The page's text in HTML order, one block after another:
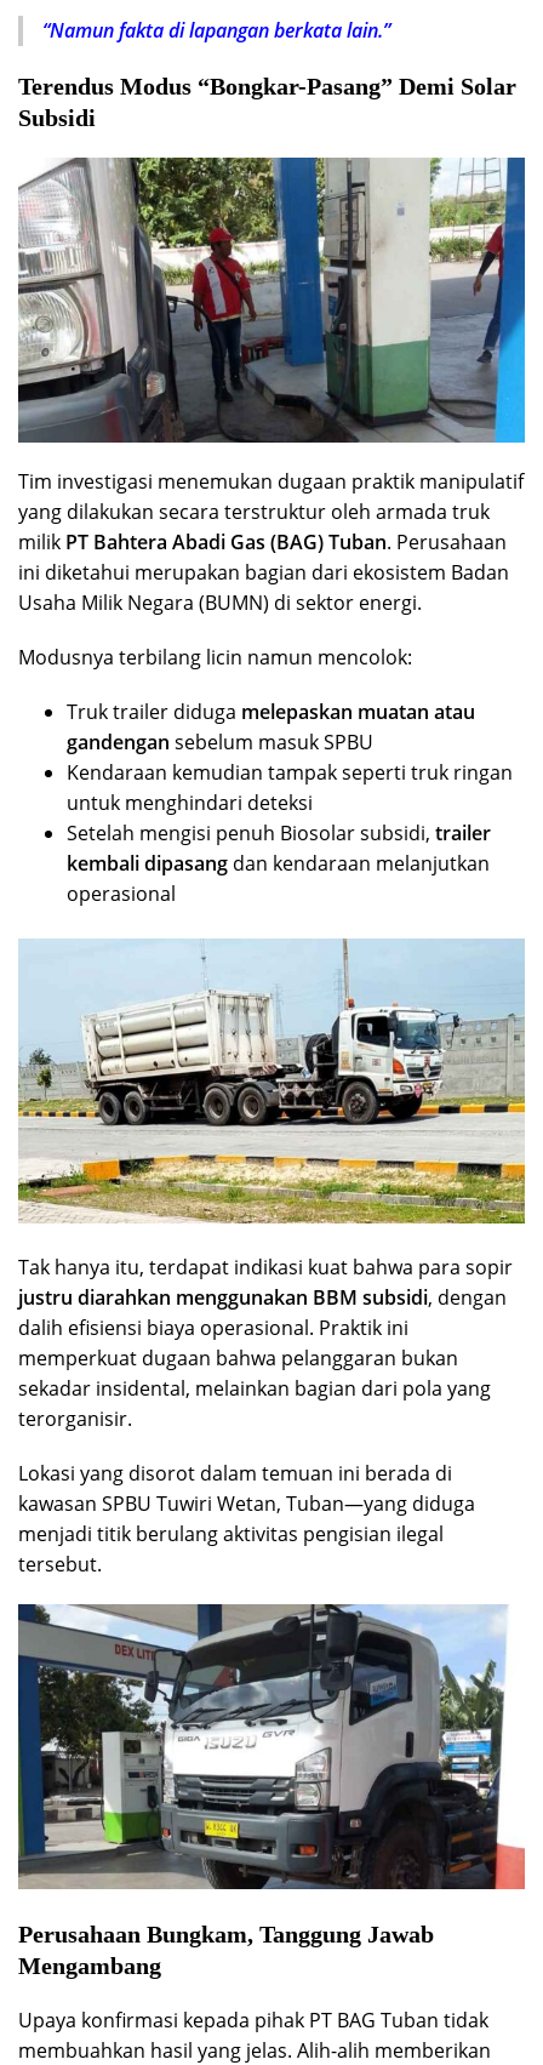
“Namun fakta di lapangan berkata lain.”
Terendus Modus “Bongkar-Pasang” Demi Solar
Subsidi
Tim investigasi menemukan dugaan praktik manipulatif
yang dilakukan secara terstruktur oleh armada truk
milik PT Bahtera Abadi Gas (BAG) Tuban. Perusahaan
ini diketahui merupakan bagian dari ekosistem Badan
Usaha Milik Negara (BUMN) di sektor energi.
Modusnya terbilang licin namun mencolok:
Truk trailer diduga melepaskan muatan atau
gandengan sebelum masuk SPBU
Kendaraan kemudian tampak seperti truk ringan
untuk menghindari deteksi
Setelah mengisi penuh Biosolar subsidi, trailer
kembali dipasang dan kendaraan melanjutkan
operasional
Tak hanya itu, terdapat indikasi kuat bahwa para sopir
justru diarahkan menggunakan BBM subsidi, dengan
dalih efisiensi biaya operasional. Praktik ini
memperkuat dugaan bahwa pelanggaran bukan
sekadar insidental, melainkan bagian dari pola yang
terorganisir.
Lokasi yang disorot dalam temuan ini berada di
kawasan SPBU Tuwiri Wetan, Tuban—yang diduga
menjadi titik berulang aktivitas pengisian ilegal
tersebut.
Perusahaan Bungkam, Tanggung Jawab
Mengambang
Upaya konfirmasi kepada pihak PT BAG Tuban tidak
membuahkan hasil yang jelas. Alih-alih memberikan